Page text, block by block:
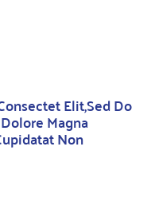
Elit,sed Do
Magna
Non